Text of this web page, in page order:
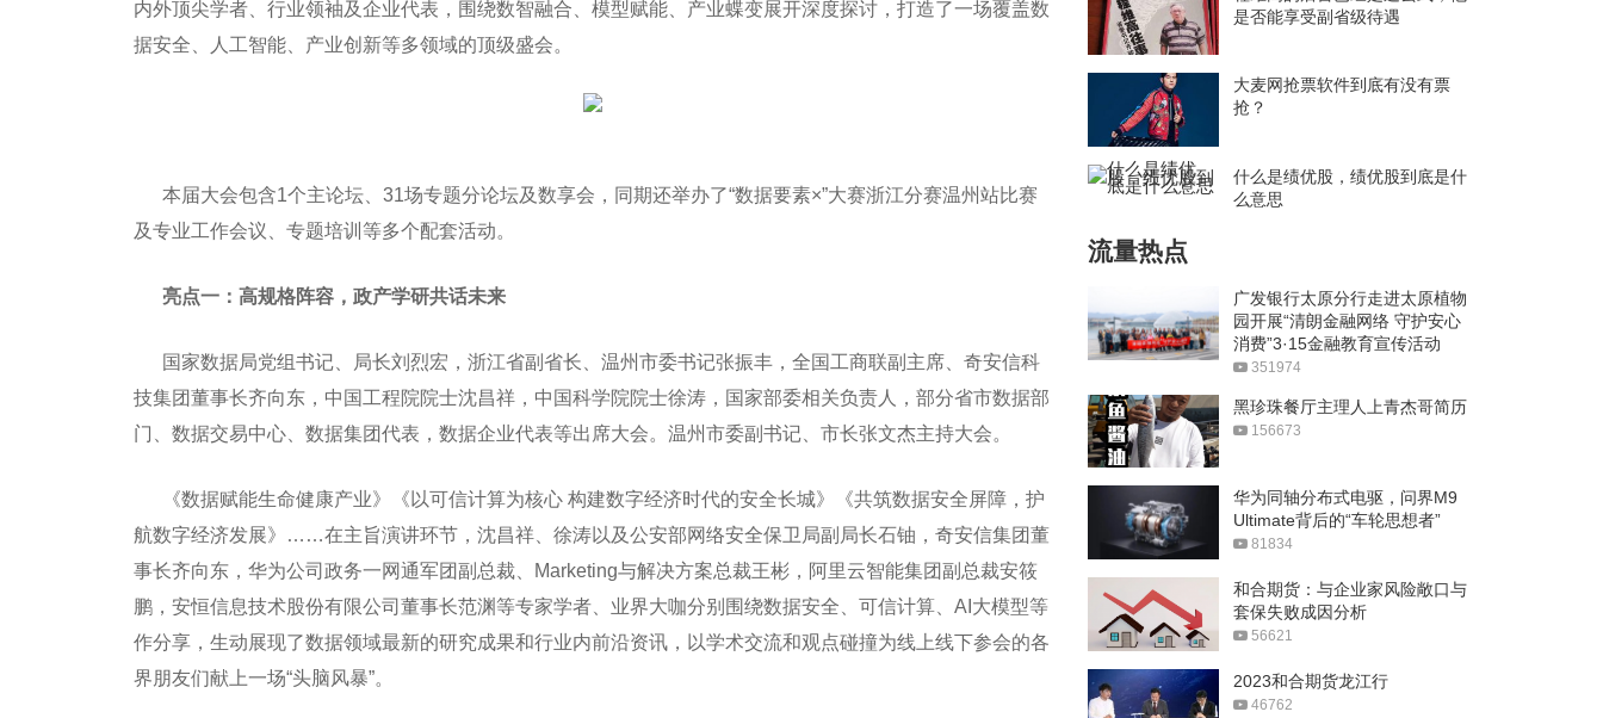
内外顶尖学者、行业领袖及企业代表，围绕数智融合、模型赋能、产业蝶变展开深度探讨，打造了一场覆盖数
据安全、人工智能、产业创新等多领域的顶级盛会。
本届大会包含1个主论坛、31场专题分论坛及数享会，同期还举办了“数据要素×”大赛浙江分赛温州站比赛
及专业工作会议、专题培训等多个配套活动。
亮点一：高规格阵容，政产学研共话未来
国家数据局党组书记、局长刘烈宏，浙江省副省长、温州市委书记张振丰，全国工商联副主席、奇安信科
技集团董事长齐向东，中国工程院院士沈昌祥，中国科学院院士徐涛，国家部委相关负责人，部分省市数据部
门、数据交易中心、数据集团代表，数据企业代表等出席大会。温州市委副书记、市长张文杰主持大会。
《数据赋能生命健康产业》《以可信计算为核心 构建数字经济时代的安全长城》《共筑数据安全屏障，护
航数字经济发展》……在主旨演讲环节，沈昌祥、徐涛以及公安部网络安全保卫局副局长石铀，奇安信集团董
事长齐向东，华为公司政务一网通军团副总裁、Marketing与解决方案总裁王彬，阿里云智能集团副总裁安筱
鹏，安恒信息技术股份有限公司董事长范渊等专家学者、业界大咖分别围绕数据安全、可信计算、AI大模型等
作分享，生动展现了数据领域最新的研究成果和行业内前沿资讯，以学术交流和观点碰撞为线上线下参会的各
界朋友们献上一场“头脑风暴”。
是否能享受副省级待遇
大麦网抢票软件到底有没有票
抢？
什么是绩优股，绩优股到底是什
么意思
流量热点
广发银行太原分行走进太原植物
园开展“清朗金融网络 守护安心
消费”3·15金融教育宣传活动
351974
黑珍珠餐厅主理人上青杰哥简历
156673
华为同轴分布式电驱，问界M9
Ultimate背后的“车轮思想者”
81834
和合期货：与企业家风险敞口与
套保失败成因分析
56621
2023和合期货龙江行
46762